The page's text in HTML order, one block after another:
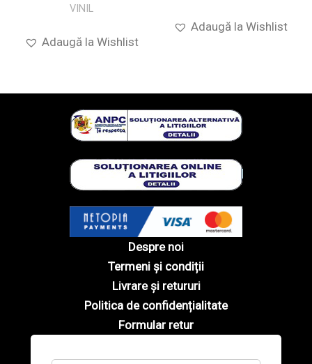
VINIL
Adaugă la Wishlist
Adaugă la Wishlist
Despre noi
Termeni și condiții
Livrare și retururi
Politica de confidențialitate
Formular retur